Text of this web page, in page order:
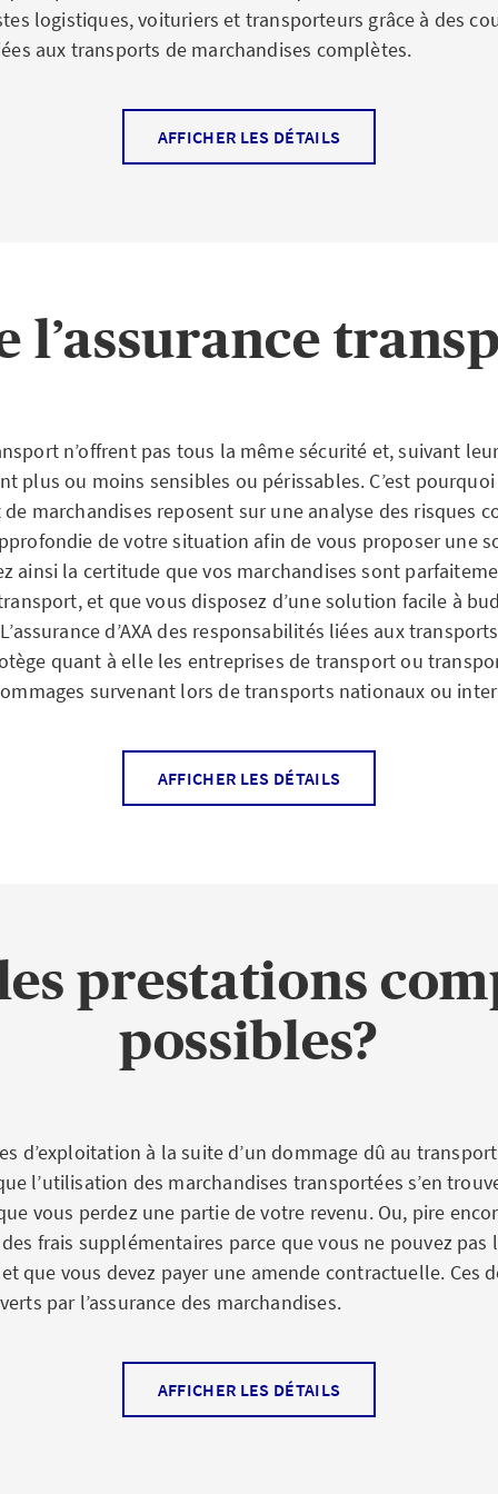
logistiques, voituriers et transporteurs grâce à des
aux transports de marchandises complètes.
et commerçants
point A au point B, il est donc indispensable de disposer
transportées. Celle-ci permet de budgétiser
détérioration ou de perte de la marchandise, que celle-ci
de transport
entrepositaire ou entreprise de transport,
qui vous sont confiées est votre priorité
de livraison consécutif à des dispositions erronées,
occasionnent des coûts élevés et relèvent de votre
une assurance des responsabilités liées aux
protège efficacement contre les prétentions de tiers et
AFFICHER LES DÉTAILS
l’assurance
n’offrent pas tous la même sécurité et, suivant
plus ou moins sensibles ou périssables. C’est
marchandises reposent sur une analyse des risques
de votre situation afin de vous proposer une
ainsi la certitude que vos marchandises sont
et que vous disposez d’une solution facile à
d’AXA des responsabilités liées aux
quant à elle les entreprises de transport ou
survenant lors de transports nationaux ou
pour le transport de
produire pendant toute la durée du transport – séjours,
politiques tels que grèves, troubles, guerres ou
ou de recours, AXA mène les pourparlers et met son
du preneur d’assurance pour constater les dommages
du secteur d’activité, de commerce ou de fabrication
machines, appareils et mobilier
AFFICHER LES DÉTAILS
prestations
possibles?
d’exploitation à la suite d’un dommage dû au
l’utilisation des marchandises transportées s’en
vous perdez une partie de votre revenu. Ou, pire
frais supplémentaires parce que vous ne pouvez pas
que vous devez payer une amende contractuelle. Ces
par l’assurance des marchandises.
pertes d’exploitation
AFFICHER LES DÉTAILS